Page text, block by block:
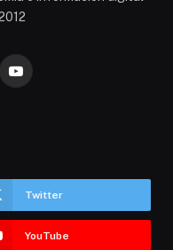
YouTube
Twitter
YouTube